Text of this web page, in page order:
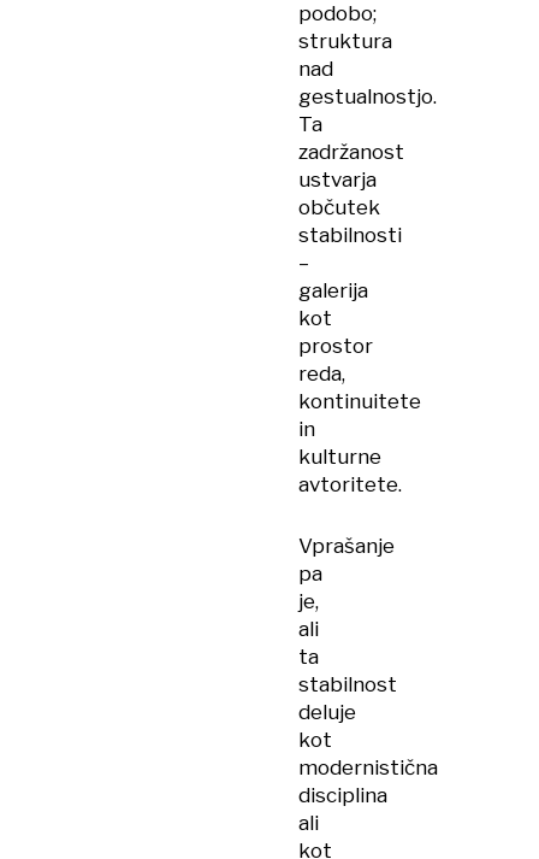
podobo;
struktura
nad
gestualnostjo.
Ta
zadržanost
ustvarja
občutek
stabilnosti
–
galerija
kot
prostor
reda,
kontinuitete
in
kulturne
avtoritete.
Vprašanje
pa
je,
ali
ta
stabilnost
deluje
kot
modernistična
disciplina
ali
kot